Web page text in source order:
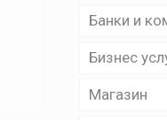
Банки и
Бизнес
Магазин